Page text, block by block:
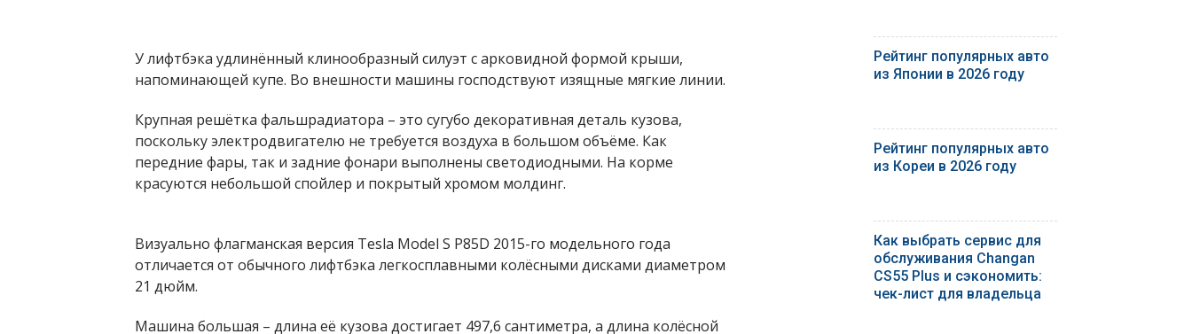
У лифтбэка удлинённый клинообразный силуэт с арковидной формой крыши,
напоминающей купе. Во внешности машины господствуют изящные мягкие линии.
Крупная решётка фальшрадиатора – это сугубо декоративная деталь кузова,
поскольку электродвигателю не требуется воздуха в большом объёме. Как
передние фары, так и задние фонари выполнены светодиодными. На корме
красуются небольшой спойлер и покрытый хромом молдинг.
Визуально флагманская версия Tesla Model S P85D 2015-го модельного года
отличается от обычного лифтбэка легкосплавными колёсными дисками диаметром
21 дюйм.
Машина большая – длина её кузова достигает 497,6 сантиметра, а длина колёсной
Рейтинг популярных авто
из Японии в 2026 году
Рейтинг популярных авто
из Кореи в 2026 году
Как выбрать сервис для
обслуживания Changan
CS55 Plus и сэкономить:
чек-лист для владельца